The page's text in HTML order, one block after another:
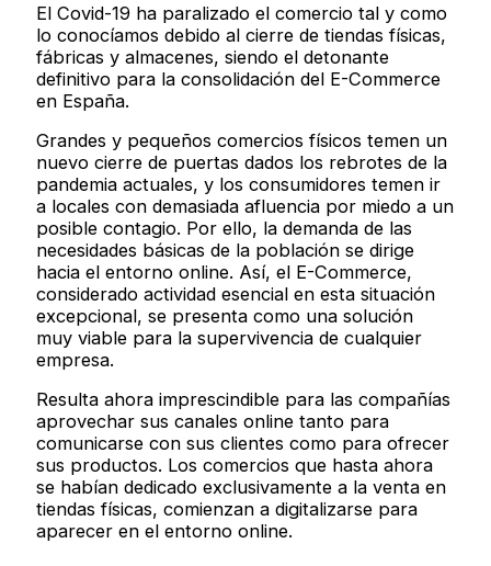
El Covid-19 ha paralizado el comercio tal y como
lo conocíamos debido al cierre de tiendas físicas,
fábricas y almacenes, siendo el detonante
definitivo para la consolidación del E-Commerce
en España.
Grandes y pequeños comercios físicos temen un
nuevo cierre de puertas dados los rebrotes de la
pandemia actuales, y los consumidores temen ir
a locales con demasiada afluencia por miedo a un
posible contagio. Por ello, la demanda de las
necesidades básicas de la población se dirige
hacia el entorno online. Así, el E-Commerce,
considerado actividad esencial en esta situación
excepcional, se presenta como una solución
muy viable para la supervivencia de cualquier
empresa.
Resulta ahora imprescindible para las compañías
aprovechar sus canales online tanto para
comunicarse con sus clientes como para ofrecer
sus productos. Los comercios que hasta ahora
se habían dedicado exclusivamente a la venta en
tiendas físicas, comienzan a digitalizarse para
aparecer en el entorno online.